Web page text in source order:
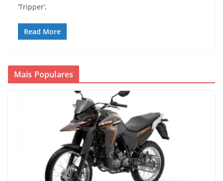
‘Tripper’,
Read More
Mais Populares